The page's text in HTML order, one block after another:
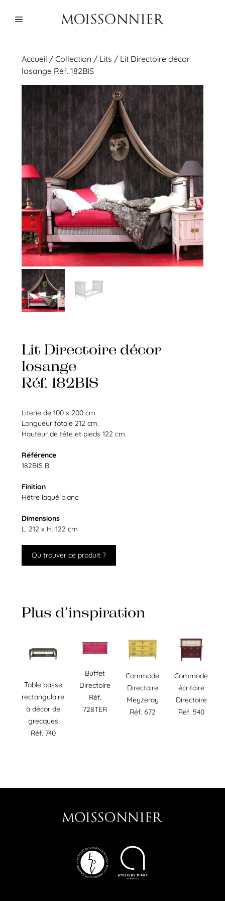
Menu
Accueil /Collection / Lits / Lit Directoire décor
losange Réf. 182BIS
Lit Directoire décor
losange
Réf. 182BIS
Literie de 100 x 200 cm.
Longueur totale 212 cm.
Hauteur de tête et pieds 122 cm.
Référence
182BIS B
Finition
Hêtre laqué blanc
Dimensions
L. 212 x H. 122 cm
Où trouver ce produit ?
Plus d’inspiration
Table basse
rectangulaire
à décor de
grecques
Réf. 740
Buffet
Directoire
Réf.
728TER
Commode
Directoire
Meyzeray
Réf. 672
Commode
écritoire
Directoire
Réf. 540